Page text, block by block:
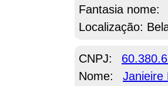
Fantasia nome:
Localização:
CNPJ:
Nome:
Janieire